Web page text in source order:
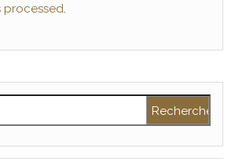
processed.